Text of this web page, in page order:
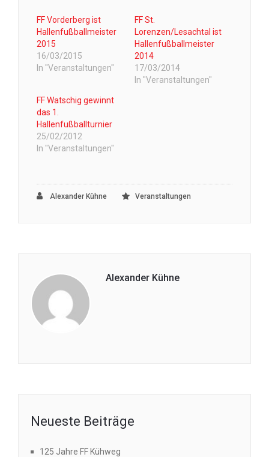
FF Vorderberg ist
Hallenfußballmeister
2015
16/03/2015
In "Veranstaltungen"
FF St.
Lorenzen/Lesachtal ist
Hallenfußballmeister
2014
17/03/2014
In "Veranstaltungen"
FF Watschig gewinnt
das 1.
Hallenfußballturnier
25/02/2012
In "Veranstaltungen"
Alexander Kühne Veranstaltungen
Alexander Kühne
Neueste Beiträge
125 Jahre FF Kühweg